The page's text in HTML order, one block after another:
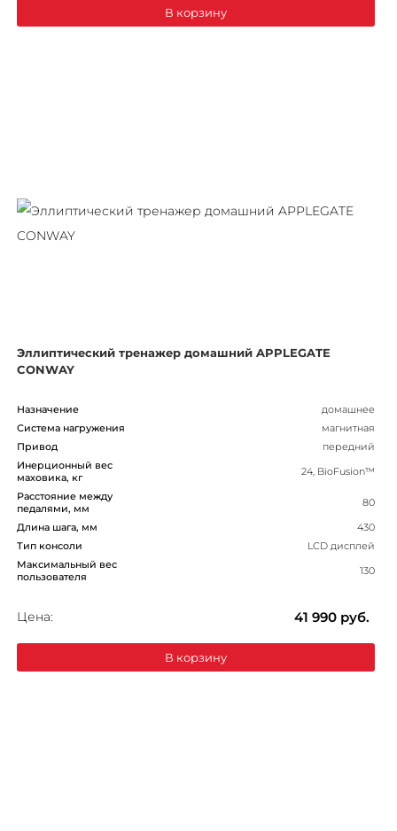
В корзину
Эллиптический тренажер домашний APPLEGATE
CONWAY
Назначение
домашнее
Система нагружения
магнитная
Привод
передний
Инерционный вес
маховика, кг
24, BioFusion™
Расстояние между
педалями, мм
80
Длина шага, мм
430
Тип консоли
LCD дисплей
Максимальный вес
пользователя
130
Цена: 41 990 руб.
В корзину